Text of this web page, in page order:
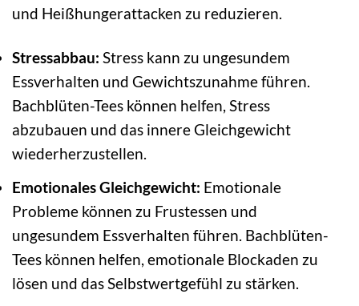
und Heißhungerattacken zu reduzieren.
Stressabbau: Stress kann zu ungesundem
Essverhalten und Gewichtszunahme führen.
Bachblüten-Tees können helfen, Stress
abzubauen und das innere Gleichgewicht
wiederherzustellen.
Emotionales Gleichgewicht: Emotionale
Probleme können zu Frustessen und
ungesundem Essverhalten führen. Bachblüten-
Tees können helfen, emotionale Blockaden zu
lösen und das Selbstwertgefühl zu stärken.